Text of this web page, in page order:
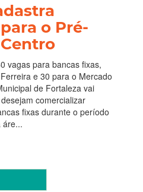
o Pré-
vagas para bancas fixas,
e 30 para o Mercado
de Fortaleza vai
comercializar
fixas durante o período
áre...